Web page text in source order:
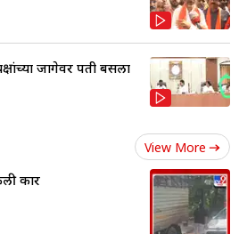
जागेवर पती बसला
View More
कार